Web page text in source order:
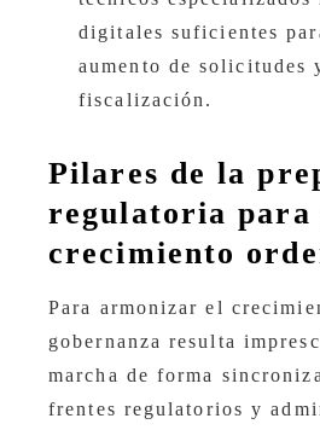
digitales suficientes
aumento de solicitudes
fiscalización.
Pilares de la
regulatoria para
crecimiento
Para armonizar el
gobernanza resulta
marcha de forma
frentes regulatorios y